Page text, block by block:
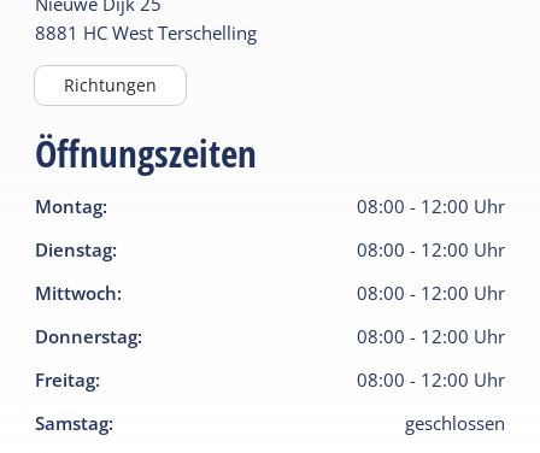
8881 HC West Terschelling
Richtungen
Öffnungszeiten
Montag: 08:00 - 12:00 Uhr
Dienstag: 08:00 - 12:00 Uhr
Mittwoch: 08:00 - 12:00 Uhr
Donnerstag: 08:00 - 12:00 Uhr
Freitag: 08:00 - 12:00 Uhr
Samstag:
geschlossen